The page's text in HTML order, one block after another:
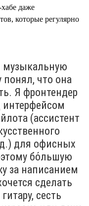
даже
которые регулярно
музыкальную
понял, что она
Я фронтендер
интерфейсом
(ассистент
для офисных
бо́льшую
за написанием
сделать
сесть